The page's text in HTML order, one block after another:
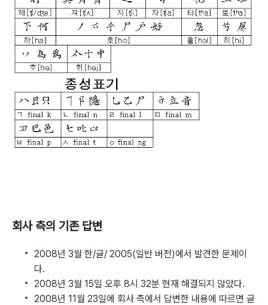
회사 측의 기존 답변
2008년 3월 한/글/ 2005(일반 버전)에서 발견한 문제이
다.
2008년 3월 15일 오후 8시 32분 현재 해결되지 않았다.
2008년 11월 23일에 회사 측에서 답변한 내용에 따르면 글